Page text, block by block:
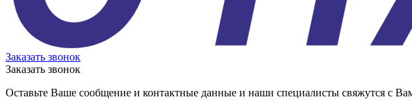
Заказать звонок
Заказать звонок
Оставьте Ваше сообщение и контактные данные и наши специалисты свяжутся с